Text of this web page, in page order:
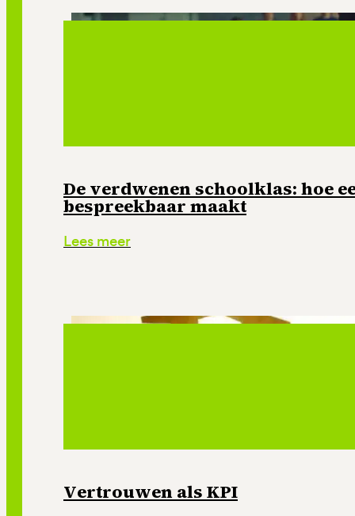
De verdwenen schoolklas: hoe
bespreekbaar maakt
Lees meer
Vertrouwen als KPI